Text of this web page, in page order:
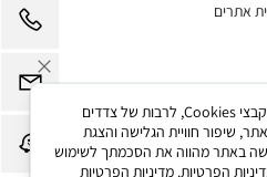
אתרים
לידיעתך, באתרנו נעשה שימוש בקבצי Cookies, לרבות של צדדים
שיפור חוויית הגלישה והצגת
באתר מהווה את הסכמתך לשימוש
הפרטיות. מדיניות הפרטיות